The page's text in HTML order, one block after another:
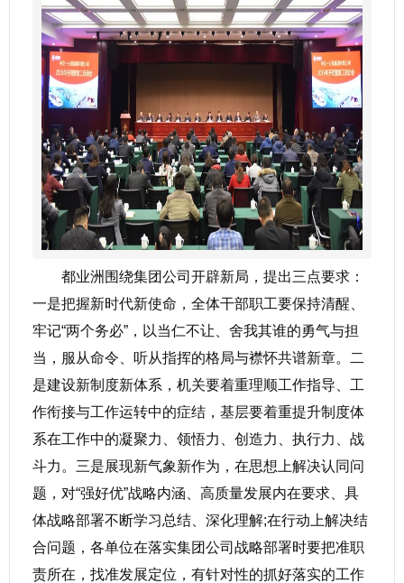
都业洲围绕集团公司开辟新局，提出三点要求：
一是把握新时代新使命，全体干部职工要保持清醒、
牢记“两个务必”，以当仁不让、舍我其谁的勇气与担
当，服从命令、听从指挥的格局与襟怀共谱新章。二
是建设新制度新体系，机关要着重理顺工作指导、工
作衔接与工作运转中的症结，基层要着重提升制度体
系在工作中的凝聚力、领悟力、创造力、执行力、战
斗力。三是展现新气象新作为，在思想上解决认同问
题，对“强好优”战略内涵、高质量发展内在要求、具
体战略部署不断学习总结、深化理解;在行动上解决结
合问题，各单位在落实集团公司战略部署时要把准职
责所在，找准发展定位，有针对性的抓好落实的工作